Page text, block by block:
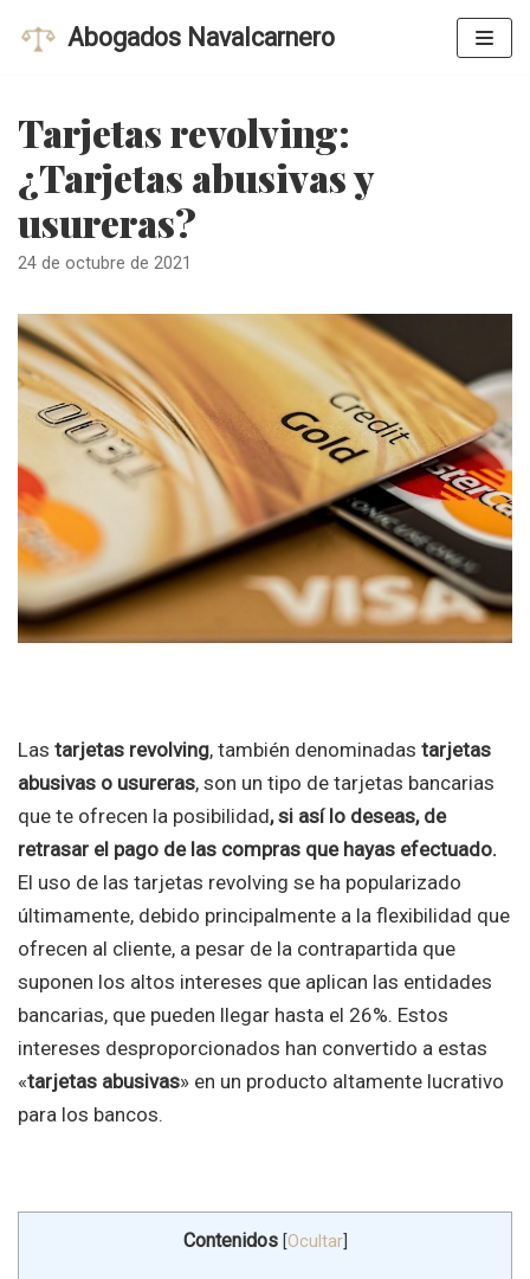
SaltarAbogados Navalcarnero
Tarjetas revolving:
¿Tarjetas abusivas y
usureras?
24 de octubre de 2021
Las tarjetas revolving, también denominadas tarjetas
abusivas o usureras, son un tipo de tarjetas bancarias
que te ofrecen la posibilidad, si así lo deseas, de
retrasar el pago de las compras que hayas efectuado.
El uso de las tarjetas revolving se ha popularizado
últimamente, debido principalmente a la flexibilidad que
ofrecen al cliente, a pesar de la contrapartida que
suponen los altos intereses que aplican las entidades
bancarias, que pueden llegar hasta el 26%. Estos
intereses desproporcionados han convertido a estas
«tarjetas abusivas» en un producto altamente lucrativo
para los bancos.
Contenidos [Ocultar]